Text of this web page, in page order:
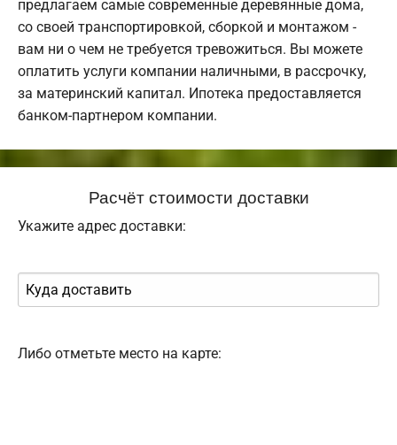
предлагаем самые современные деревянные дома,
со своей транспортировкой, сборкой и монтажом -
вам ни о чем не требуется тревожиться. Вы можете
оплатить услуги компании наличными, в рассрочку,
за материнский капитал. Ипотека предоставляется
банком-партнером компании.
Расчёт стоимости доставки
Укажите адрес доставки:
Либо отметьте место на карте: